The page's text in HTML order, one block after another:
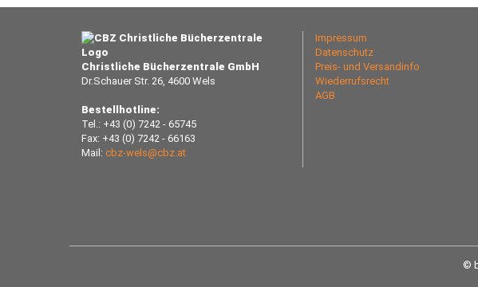
Christliche Bücherzentrale GmbH
Dr.Schauer Str. 26, 4600 Wels
Bestellhotline:
Tel.: +43 (0) 7242 - 65745
Fax: +43 (0) 7242 - 66163
Mail: cbz-wels@cbz.at
Impressum
Datenschutz
Preis- und Versandinfo
Wiederrufsrecht
AGB
©